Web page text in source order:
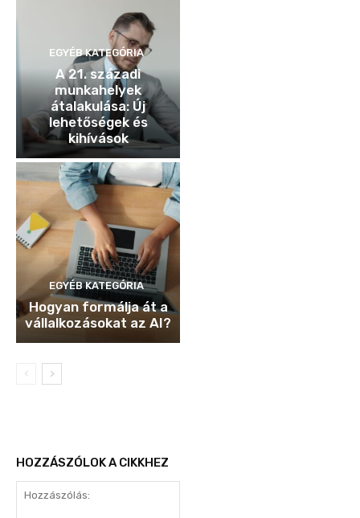
EGYÉB KATEGÓRIA
A 21. századi
munkahelyek
átalakulása: Új
lehetőségek és
kihívások
EGYÉB KATEGÓRIA
Hogyan formálja át a
vállalkozásokat az AI?
HOZZÁSZÓLOK A CIKKHEZ